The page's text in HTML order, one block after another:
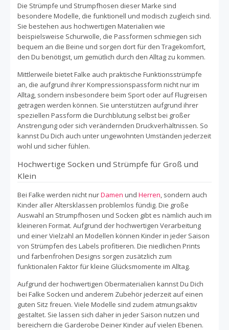
Die Strümpfe und Strumpfhosen dieser Marke sind
besondere Modelle, die funktionell und modisch zugleich sind.
Sie bestehen aus hochwertigen Materialien wie
beispielsweise Schurwolle, die Passformen schmiegen sich
bequem an die Beine und sorgen dort für den Tragekomfort,
den Du benötigst, um gemütlich durch den Alltag zu kommen.
Mittlerweile bietet Falke auch praktische Funktionsstrümpfe
an, die aufgrund ihrer Kompressionspassform nicht nur im
Alltag, sondern insbesondere beim Sport oder auf Flugreisen
getragen werden können. Sie unterstützen aufgrund ihrer
speziellen Passform die Durchblutung selbst bei großer
Anstrengung oder sich verändernden Druckverhältnissen. So
kannst Du Dich auch unter ungewohnten Umständen jederzeit
wohl und sicher fühlen.
Hochwertige Socken und Strümpfe für Groß und
Klein
Bei Falke werden nicht nurDamen und Herren, sondern auch
Kinder aller Altersklassen problemlos fündig. Die große
Auswahl an Strumpfhosen und Socken gibt es nämlich auch im
kleineren Format. Aufgrund der hochwertigen Verarbeitung
und einer Vielzahl an Modellen können Kinder in jeder Saison
von Strümpfen des Labels profitieren. Die niedlichen Prints
und farbenfrohen Designs sorgen zusätzlich zum
funktionalen Faktor für kleine Glücksmomente im Alltag.
Aufgrund der hochwertigen Obermaterialien kannst Du Dich
bei Falke Socken und anderem Zubehör jederzeit auf einen
guten Sitz freuen. Viele Modelle sind zudem atmungsaktiv
gestaltet. Sie lassen sich daher in jeder Saison nutzen und
bereichern die Garderobe Deiner Kinder auf vielen Ebenen.